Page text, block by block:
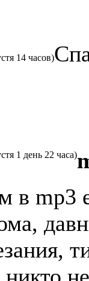
14 часов)
1 день 22 часа)
в mp3